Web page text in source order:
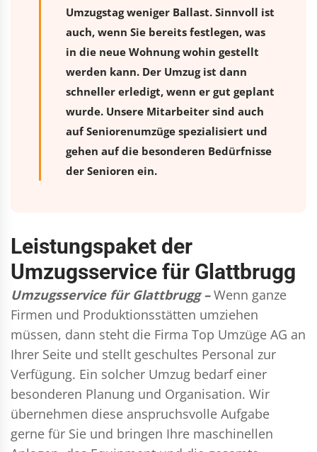
Umzugstag weniger Ballast. Sinnvoll ist
auch, wenn Sie bereits festlegen, was
in die neue Wohnung wohin gestellt
werden kann. Der Umzug ist dann
schneller erledigt, wenn er gut geplant
wurde. Unsere Mitarbeiter sind auch
auf Seniorenumzüge spezialisiert und
gehen auf die besonderen Bedürfnisse
der Senioren ein.
Leistungspaket der
Umzugsservice für Glattbrugg
Umzugsservice für Glattbrugg – Wenn ganze
Firmen und Produktionsstätten umziehen
müssen, dann steht die Firma Top Umzüge AG an
Ihrer Seite und stellt geschultes Personal zur
Verfügung. Ein solcher Umzug bedarf einer
besonderen Planung und Organisation. Wir
übernehmen diese anspruchsvolle Aufgabe
gerne für Sie und bringen Ihre maschinellen